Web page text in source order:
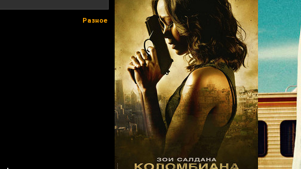
Разное